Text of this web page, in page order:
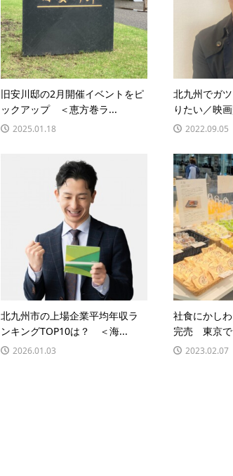
旧安川邸の2月開催イベントをピ
ックアップ ＜恵方巻ラ...
2025.01.18
北九州でガ
りたい／映
2022.09.05
北九州市の上場企業平均年収ラ
ンキングTOP10は？ ＜海...
2026.01.03
社食にかし
完売 東京で
2023.02.07